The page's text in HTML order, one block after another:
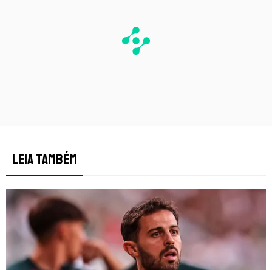
LEIA TAMBÉM